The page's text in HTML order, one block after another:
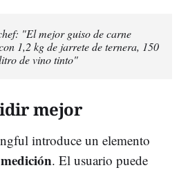
"El mejor guiso de carne
1,2 kg de jarrete de ternera, 150
de vino tinto"
mejor
introduce un elemento
. El usuario puede